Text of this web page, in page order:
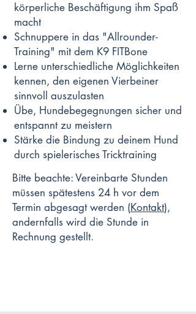
körperliche Beschäftigung ihm Spaß
macht
Schnuppere in das "Allrounder-
Training" mit dem K9 FITBone
Lerne unterschiedliche Möglichkeiten
kennen, den eigenen Vierbeiner
sinnvoll auszulasten
Übe, Hundebegegnungen sicher und
entspannt zu meistern
Stärke die Bindung zu deinem Hund
durch spielerisches Tricktraining
Bitte beachte: Vereinbarte Stunden
müssen spätestens 24 h vor dem
Termin abgesagt werden (Kontakt),
andernfalls wird die Stunde in
Rechnung gestellt.